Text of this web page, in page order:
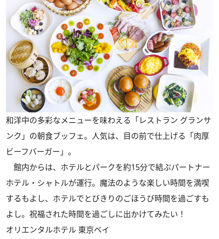
和洋中の多彩なメニューを味わえる「レストラン グランサ
ンク」の朝食ブッフェ。人気は、目の前で仕上げる「肉厚
ビーフバーガー」。
館内からは、ホテルとパークを約15分で結ぶパートナー
ホテル・シャトルが運行。魔法のような楽しい時間を満喫
するもよし、ホテルでとびきりのごほうび時間を過ごすも
よし。祝福された時間を過ごしに出かけてみたい！
オリエンタルホテル 東京ベイ